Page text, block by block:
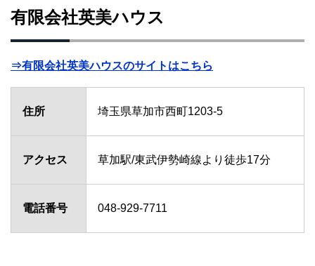
有限会社英美ハウス
⇒有限会社英美ハウスのサイトはこちら
住所 埼玉県草加市西町1203-5
アクセス 草加駅/東武伊勢崎線より徒歩17分
電話番号 048-929-7711